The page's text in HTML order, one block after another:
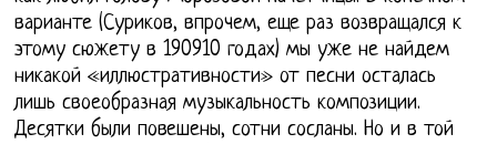
варианте (Суриков, впрочем, еще раз возвращался к
этому сюжету в 190910 годах) мы уже не найдем
никакой «иллюстративности» от песни осталась
лишь своеобразная музыкальность композиции.
Десятки были повешены, сотни сосланы. Но и в той